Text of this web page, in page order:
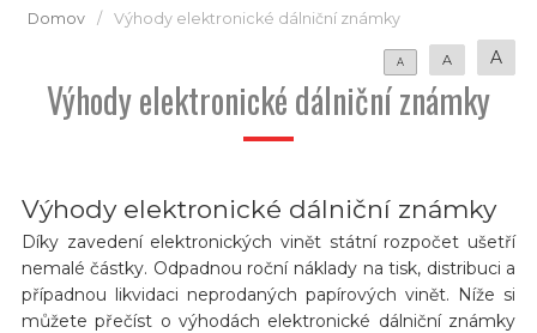
Domov / Výhody elektronické dálniční známky
A A A
Výhody elektronické dálniční známky
Výhody elektronické dálniční známky
Díky zavedení elektronických vinět státní rozpočet ušetří
nemalé částky. Odpadnou roční náklady na tisk, distribuci a
případnou likvidaci neprodaných papírových vinět. Níže si
můžete přečíst o výhodách elektronické dálniční známky